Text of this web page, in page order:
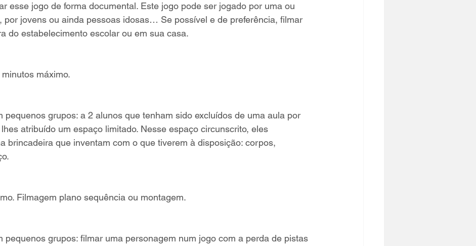
esse jogo de forma documental. Este jogo pode ser jogado por uma ou
por jovens ou ainda pessoas idosas… Se possível e de preferência, filmar
do estabelecimento escolar ou em sua casa.
máximo.
pequenos grupos: a 2 alunos que tenham sido excluídos de uma aula por
atribuído um espaço limitado. Nesse espaço circunscrito, eles
brincadeira que inventam com o que tiverem à disposição: corpos,
Filmagem plano sequência ou montagem.
pequenos grupos: filmar uma personagem num jogo com a perda de pistas